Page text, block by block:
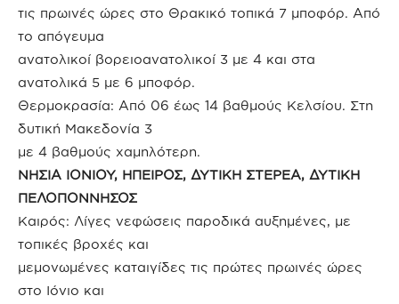
τις πρωινές ώρες στο Θρακικό τοπικά 7 μποφόρ. Από
το απόγευμα
ανατολικοί βορειοανατολικοί 3 με 4 και στα
ανατολικά 5 με 6 μποφόρ.
Θερμοκρασία: Από 06 έως 14 βαθμούς Κελσίου. Στη
δυτική Μακεδονία 3
με 4 βαθμούς χαμηλότερη.
ΝΗΣΙΑ ΙΟΝΙΟΥ, ΗΠΕΙΡΟΣ, ΔΥΤΙΚΗ ΣΤΕΡΕΑ, ΔΥΤΙΚΗ
ΠΕΛΟΠΟΝΝΗΣΟΣ
Καιρός: Λίγες νεφώσεις παροδικά αυξημένες, με
τοπικές βροχές και
μεμονωμένες καταιγίδες τις πρώτες πρωινές ώρες
στο Ιόνιο και